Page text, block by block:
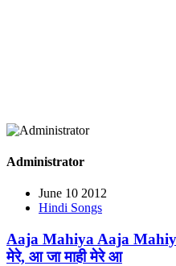
Administrator
June 10 2012
Hindi Songs
Aaja Mahiya Aaja
मेरे, आ जा माही मेरे आ